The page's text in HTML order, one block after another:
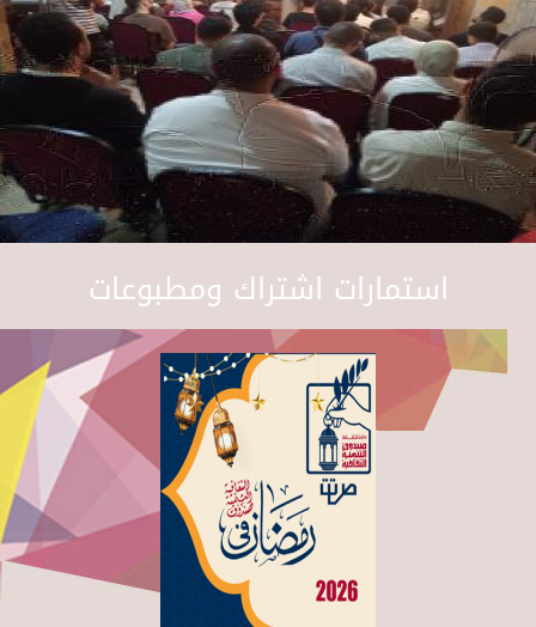
استمارات اشتراك ومطبوعات